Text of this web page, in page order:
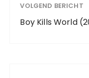
VOLGEND BERICHT
Boy Kills World